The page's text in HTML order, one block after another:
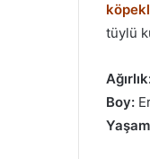
tüylü
Boy: